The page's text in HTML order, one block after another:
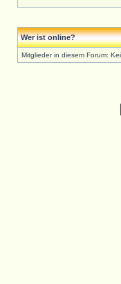
Wer ist online?
Mitglieder in diesem Forum: